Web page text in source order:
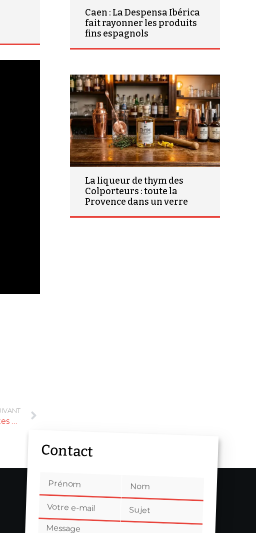
Caviar : Une demande croissante de petites boîtes
Caen : La Despensa Ibérica
fait rayonner les produits
fins espagnols
La liqueur de thym des
Colporteurs : toute la
Provence dans un verre
Contact